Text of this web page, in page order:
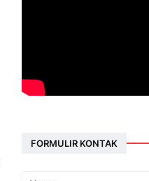
FORMULIR KONTAK